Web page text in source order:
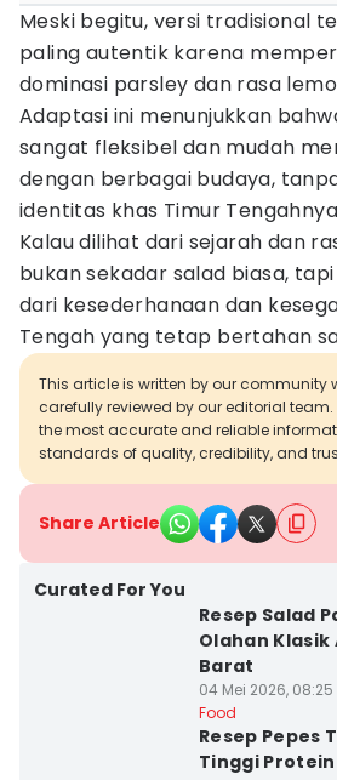
Meski begitu, versi tradisional
paling autentik karena
dominasi parsley dan rasa
Adaptasi ini menunjukkan
sangat fleksibel dan mudah
dengan berbagai budaya,
identitas khas Timur
Kalau dilihat dari sejarah dan
bukan sekadar salad biasa,
dari kesederhanaan dan
Tengah yang tetap bertahan
This article is written by our community
carefully reviewed by our editorial team.
the most accurate and reliable
standards of quality, credibility, and
Share Article
Curated For You
Resep Salad
Olahan Klasik
Barat
04 Mei 2026, 08:25
Food
Resep Pepes
Tinggi